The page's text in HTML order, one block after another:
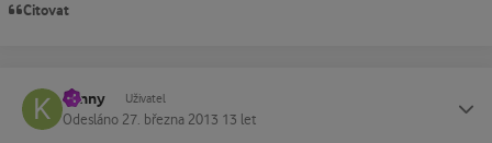
Citovat
kenny Uživatel
Odesláno 27. března 2013 13 let